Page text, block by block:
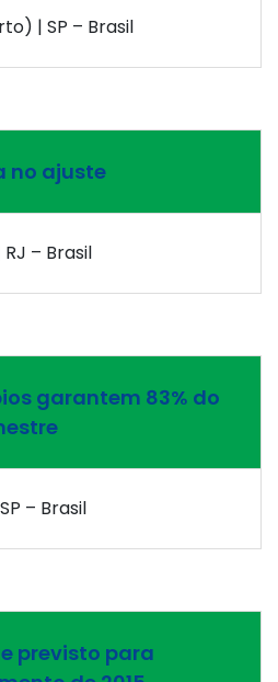
| SP – Brasil
no ajuste
– Brasil
garantem 83% do
– Brasil
previsto para